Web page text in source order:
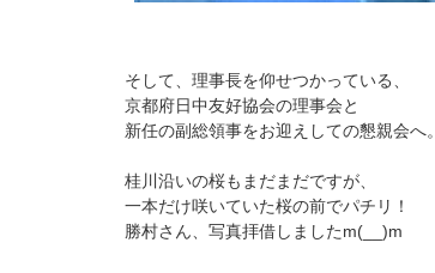
そして、理事長を仰せつかっている、
京都府日中友好協会の理事会と
新任の副総領事をお迎えしての懇親会へ。
桂川沿いの桜もまだまだですが、
一本だけ咲いていた桜の前でパチリ！
勝村さん、写真拝借しましたm(__)m